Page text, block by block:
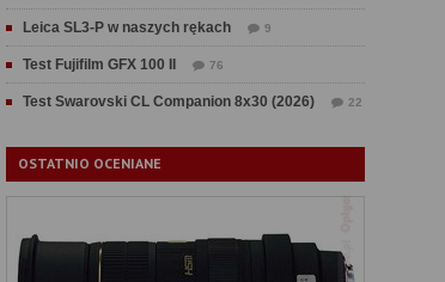
Leica SL3-P w naszych rękach 9
Test Fujifilm GFX 100 II 76
Test Swarovski CL Companion 8x30 (2026) 22
OSTATNIO OCENIANE